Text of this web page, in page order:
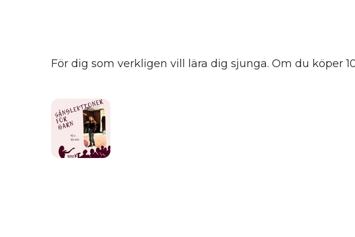
För dig som verkligen vill lära dig sjunga. Om du köper